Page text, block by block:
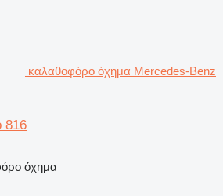
καλαθοφόρο όχημα Mercedes-Benz
816
όχημα